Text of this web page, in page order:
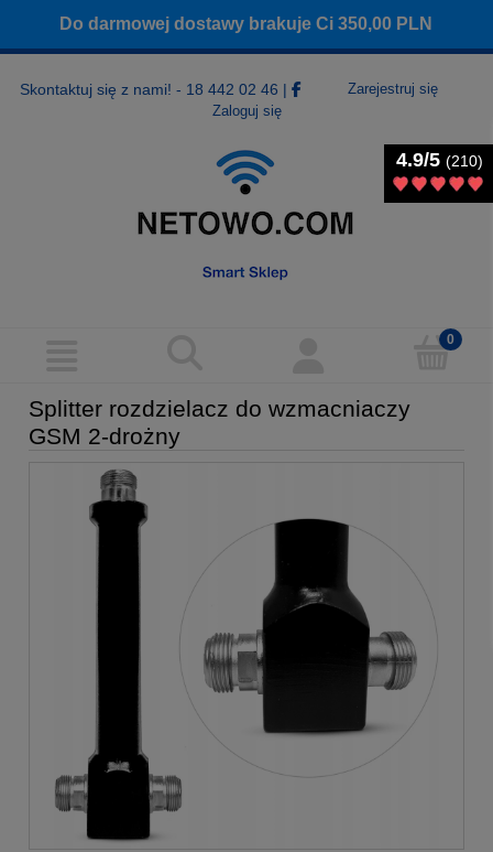
Do darmowej dostawy brakuje Ci350,00 PLN
Skontaktuj się z nami! - 18 442 02 46 |
Zarejestruj się
Zaloguj się
Splitter rozdzielacz do wzmacniaczy
GSM 2-drożny
4.9/5 (210)
4.9/5 (210)